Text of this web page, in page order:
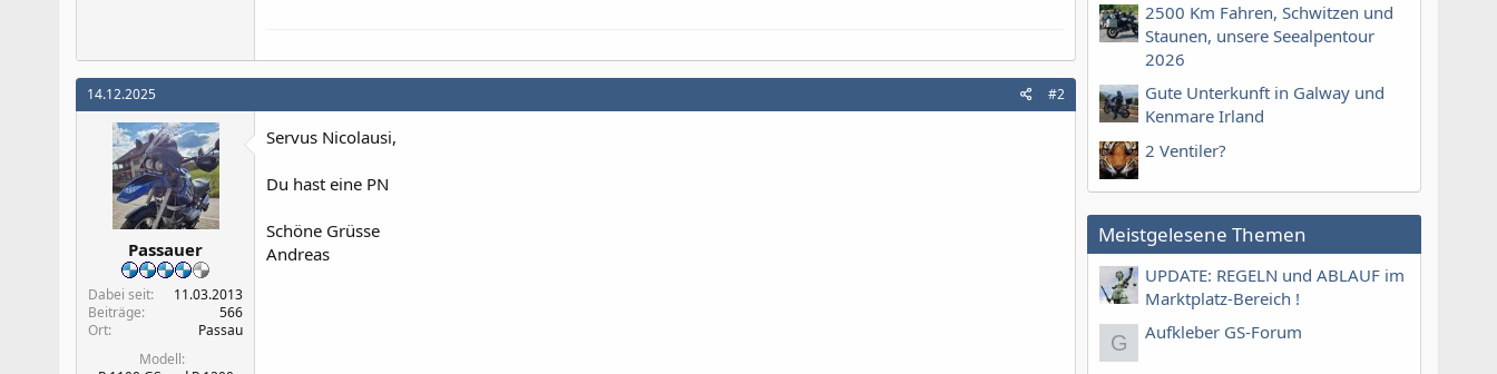
14.12.2025 #2
Passauer
Dabei seit
11.03.2013
Beiträge
566
Ort
Passau
Modell
Servus Nicolausi,
Du hast eine PN
Schöne Grüsse
Andreas
2500 Km Fahren, Schwitzen und
Staunen, unsere Seealpentour
2026
Gute Unterkunft in Galway und
Kenmare Irland
2 Ventiler?
Meistgelesene Themen
UPDATE: REGELN und ABLAUF im
Marktplatz-Bereich !
G Aufkleber GS-Forum